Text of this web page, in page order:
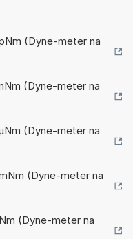
(Dyne-meter na
(Dyne-meter na
(Dyne-meter na
(Dyne-meter na
(Dyne-meter na